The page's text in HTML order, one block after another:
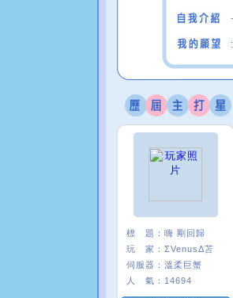
標 題： 嗨 剛回歸
玩 家： ΣVenusΔ苫
伺服器： 溫柔巨蟹
人 氣： 14694